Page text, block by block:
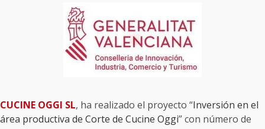
CUCINE OGGI SL, ha realizado el proyecto “Inversión en el
área productiva de Corte de Cucine Oggi” con número de